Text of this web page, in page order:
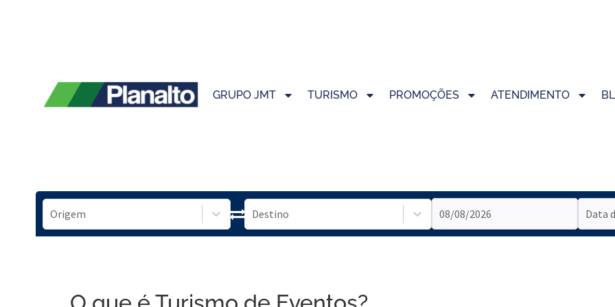
GRUPO JMT TURISMO PROMOÇÕES ATENDIMENTO